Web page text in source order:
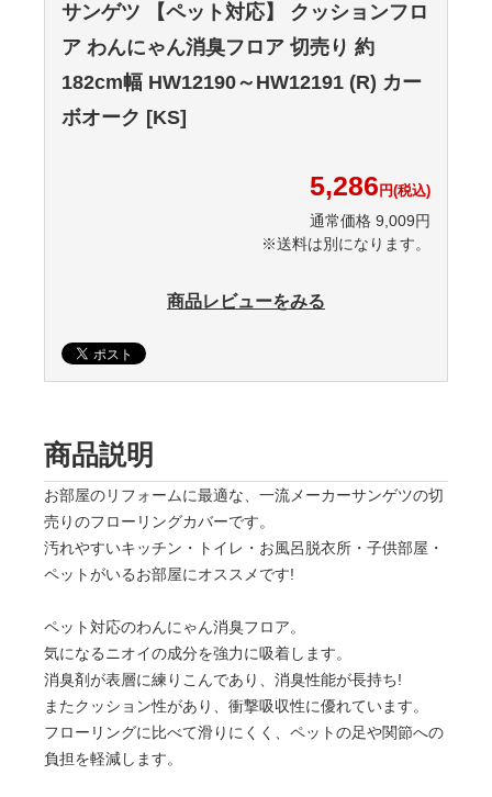
サンゲツ 【ペット対応】 クッションフロ
ア わんにゃん消臭フロア 切売り 約
182cm幅 HW12190～HW12191 (R) カー
ボオーク [KS]
5,286 円(税込)
通常価格 9,009円
※送料は別になります。
商品レビューをみる
商品説明
お部屋のリフォームに最適な、一流メーカーサンゲツの切
売りのフローリングカバーです。
汚れやすいキッチン・トイレ・お風呂脱衣所・子供部屋・
ペットがいるお部屋にオススメです!
ペット対応のわんにゃん消臭フロア。
気になるニオイの成分を強力に吸着します。
消臭剤が表層に練りこんであり、消臭性能が長持ち!
またクッション性があり、衝撃吸収性に優れています。
フローリングに比べて滑りにくく、ペットの足や関節への
負担を軽減します。